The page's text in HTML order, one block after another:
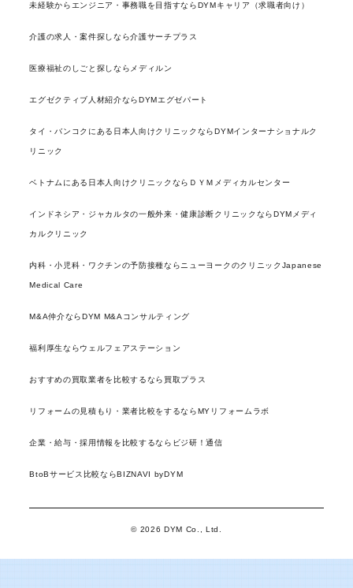
未経験からエンジニア・事務職を目指すならDYMキャリア（求職者向け）
介護の求人・案件探しなら介護サーチプラス
医療福祉のしごと探しならメディルン
エグゼクティブ人材紹介ならDYMエグゼパート
タイ・バンコクにある日本人向けクリニックならDYMインターナショナルク
リニック
ベトナムにある日本人向けクリニックならＤＹＭメディカルセンター
インドネシア・ジャカルタの一般外来・健康診断クリニックならDYMメディ
カルクリニック
内科・小児科・ワクチンの予防接種ならニューヨークのクリニックJapanese
Medical Care
M&A仲介ならDYM M&Aコンサルティング
福利厚生ならウェルフェアステーション
おすすめの買取業者を比較するなら買取プラス
リフォームの見積もり・業者比較をするならMYリフォームラボ
企業・給与・採用情報を比較するならビジ研！通信
BtoBサービス比較ならBIZNAVI byDYM
© 2026 DYM Co., Ltd.